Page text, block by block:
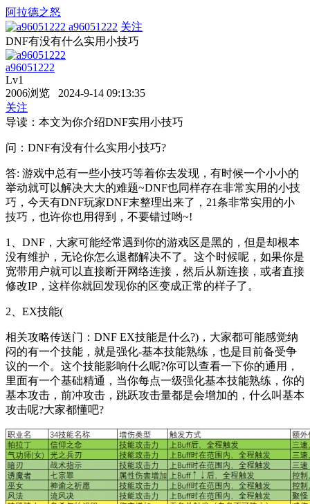
阿拉德之怒
a96051222 关注
DNF有没有什么实用小技巧
a96051222
Lv1
2006浏览 2024-9-14 09:13:35
关注
导读：本文为你介绍DNF实用小技巧
问：DNF有没有什么实用小技巧?
答: 游戏中总有一些小技巧等着你去发现，有时候一个小小的
举动就可以解决大大的难题~DNF也同样存在非常实用的小技
巧，今天有DNF玩家DNF末整理出来了，21条非常实用的小
技巧，也许你也用得到，不要错过哟~!
1、DNF，大家可能经常遇到你的游戏区是黑的，但是却根本
没有维护，无论你怎么退都解决不了。这个时候呢，如果你是
宽带用户就可以直接断开网络连接，然后从新连接，或者直接
修改IP，这样你就回发现你的区变成正常的样子了。
2、EX技能(
相关攻略传送门：DNF EX技能是什么?)，大家都可能感觉纳
闷的有一个技能，就是强化-基本技能熟练，也是目前备受争
议的一个。这个技能影响什么呢?你可以查看一下你的通用，
里面有一个基础精通，当你每点一级强化基本技能熟练，你的
基本攻击，前冲攻击，跳跃攻击量都是会增加的，什么叫基本
攻击呢?大家都懂吧?